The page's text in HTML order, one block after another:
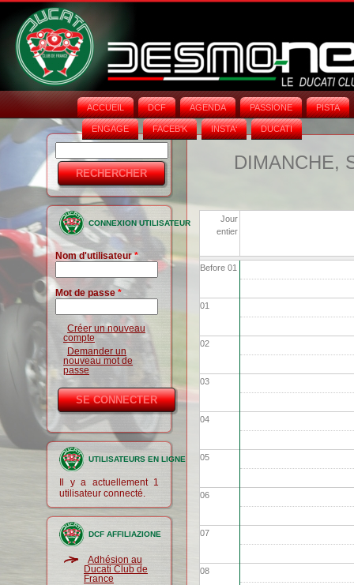
ACCUEIL DCF AGENDA PASSIONE PISTA
ENGAGE FACEB'K INSTA‘ DUCATI
Formulaire
de
recherche
CONNEXION UTILISATEUR
Nom d'utilisateur*
Mot de passe *
Créer un nouveau
compte
Demander un
nouveau mot de
passe
UTILISATEURS EN LIGNE
Il y a actuellement 1
utilisateur connecté.
DCF AFFILIAZIONE
Adhésion au
Ducati Club de
France
DIMANCHE,
Jour
entier
Before 01
01
02
03
04
05
06
07
08